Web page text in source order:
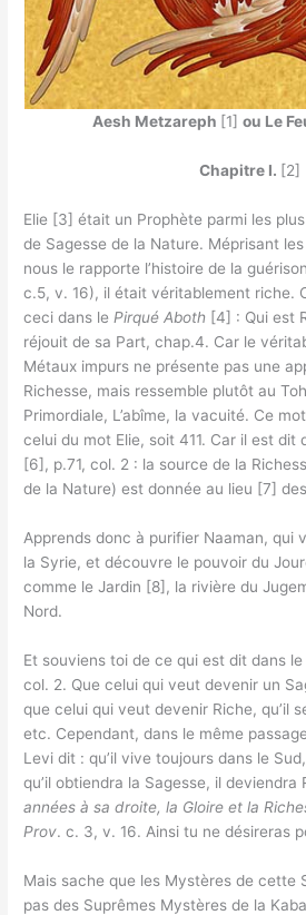
Aesh Metzareph [1] ou Le
Chapitre I. [2]
Elie [3] était un Prophète parmi les
de Sagesse de la Nature. Méprisant
nous le rapporte l’histoire de la
c.5, v. 16), il était véritablement riche.
ceci dans le Pirqué Aboth [4] : Qui est
réjouit de sa Part, chap.4. Car le
Métaux impurs ne présente pas une
Richesse, mais ressemble plutôt au
Primordiale, L’abîme, la vacuité. Ce
celui du mot Elie, soit 411. Car il est dit
[6], p.71, col. 2 : la source de la
de la Nature) est donnée au lieu [7]
Apprends donc à purifier Naaman, qui
la Syrie, et découvre le pouvoir du
comme le Jardin [8], la rivière du
Nord.
Et souviens toi de ce qui est dit dans
col. 2. Que celui qui veut devenir un
que celui qui veut devenir Riche, qu’il
etc. Cependant, dans le même
Levi dit : qu’il vive toujours dans le
qu’il obtiendra la Sagesse, il deviendra
années à sa droite, la Gloire et la
Prov. c. 3, v. 16. Ainsi tu ne désireras
Mais sache que les Mystères de cette
pas des Suprêmes Mystères de la